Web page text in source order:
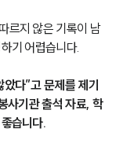
르지 않은 기록이 남
기 어렵습니다.
다”고 문제를 제기
사기관 출석 자료, 학
습니다.